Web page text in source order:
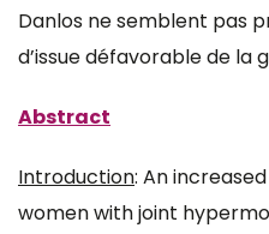
Danlos ne semblent pas
d’issue défavorable de la
Abstract
Introduction: An
women with joint